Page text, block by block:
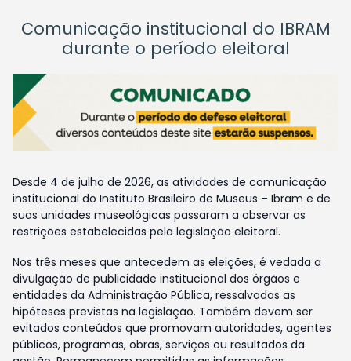
Comunicação institucional do IBRAM
durante o período eleitoral
Desde 4 de julho de 2026, as atividades de comunicação
institucional do Instituto Brasileiro de Museus – Ibram e de
suas unidades museológicas passaram a observar as
restrições estabelecidas pela legislação eleitoral.
Nos três meses que antecedem as eleições, é vedada a
divulgação de publicidade institucional dos órgãos e
entidades da Administração Pública, ressalvadas as
hipóteses previstas na legislação. Também devem ser
evitados conteúdos que promovam autoridades, agentes
públicos, programas, obras, serviços ou resultados da